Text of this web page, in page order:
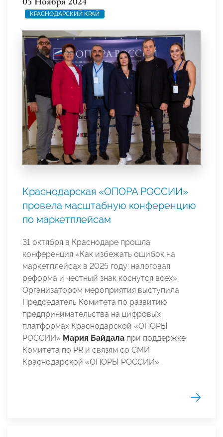
КРАСНОДАРСКИЙ КРАЙ
Краснодарская «ОПОРА РОССИИ»
провела масштабную конференцию
по маркетплейсам
31 октября в Краснодаре прошла
конференция «Как избежать ошибок на
маркетплейсах в 2025 году: налоговая
реформа и честный знак коснутся всех».
Организатором мероприятия выступила
Председатель Комитета по развитию
предпринимательства на цифровых
платформах Краснодарской «ОПОРЫ
РОССИИ» Мария Байдала при поддержке
Комитета по PR и связям со СМИ
Краснодарской «ОПОРЫ РОССИИ».